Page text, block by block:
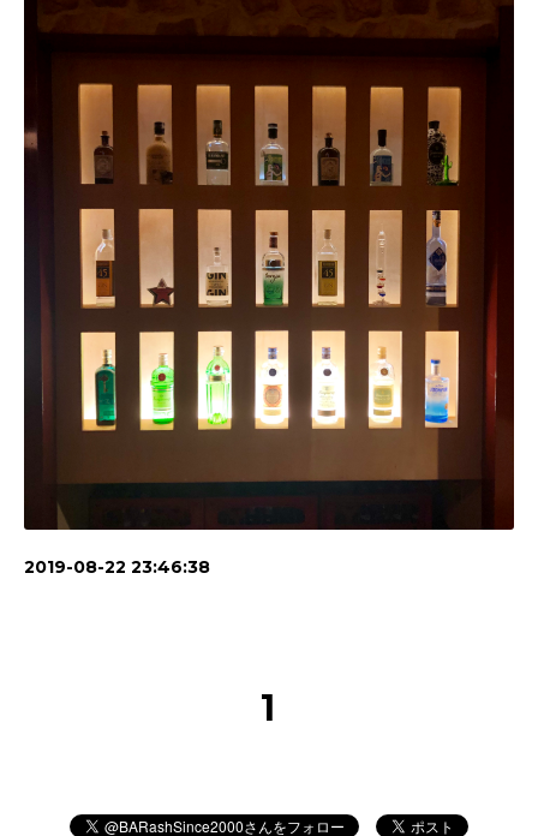
2019-08-22 23:46:38
1